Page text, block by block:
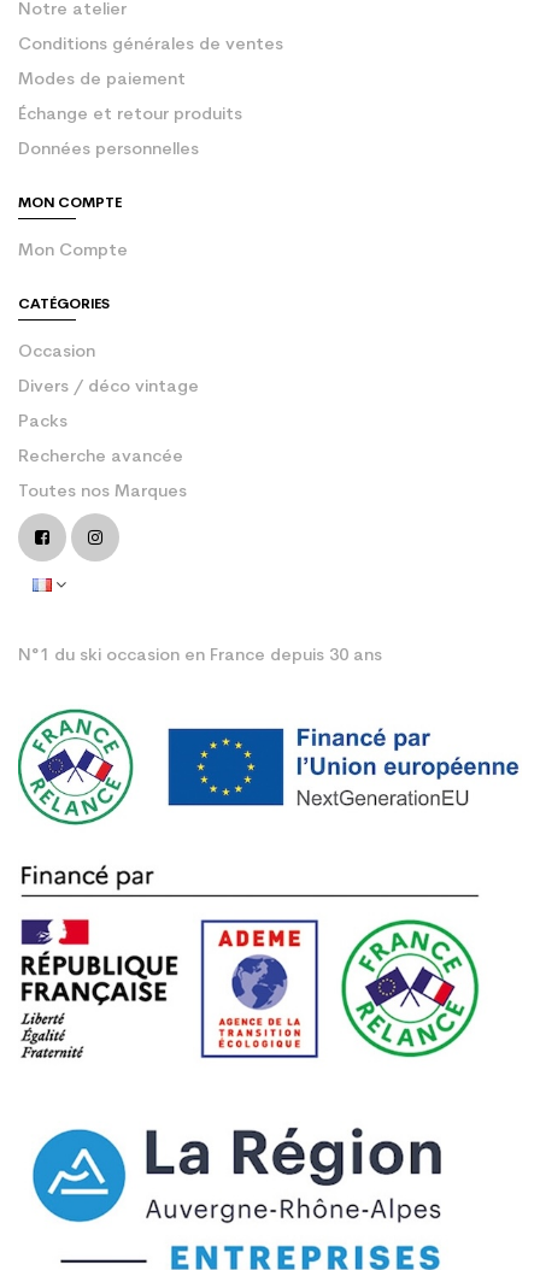
Notre atelier
Conditions générales de ventes
Modes de paiement
Échange et retour produits
Données personnelles
MON COMPTE
Mon Compte
CATÉGORIES
Occasion
Divers / déco vintage
Packs
Recherche avancée
Toutes nos Marques
N°1 du ski occasion en France depuis 30 ans